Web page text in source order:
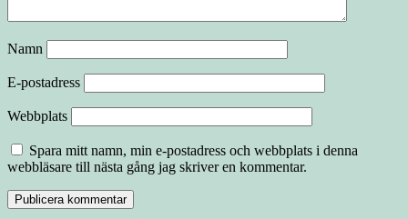
Namn
E-postadress
Webbplats
Spara mitt namn, min e-postadress och webbplats i denna
webbläsare till nästa gång jag skriver en kommentar.